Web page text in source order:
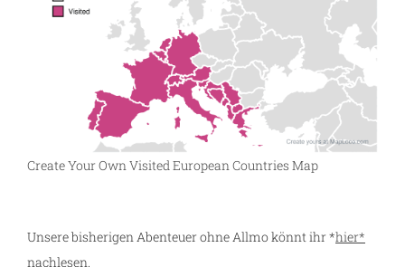
Create Your Own Visited European Countries Map
Unsere bisherigen Abenteuer ohne Allmo könnt ihr *hier*
nachlesen.